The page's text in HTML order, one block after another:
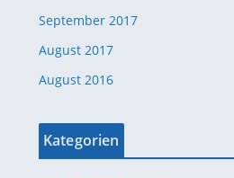
September 2017
August 2017
August 2016
Kategorien